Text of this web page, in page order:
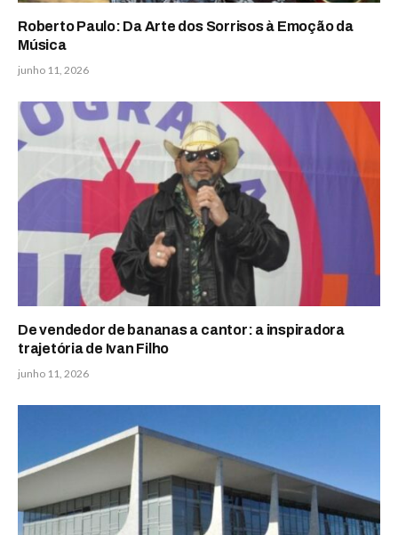
Roberto Paulo: Da Arte dos Sorrisos à Emoção da
Música
junho 11, 2026
De vendedor de bananas a cantor: a inspiradora
trajetória de Ivan Filho
junho 11, 2026